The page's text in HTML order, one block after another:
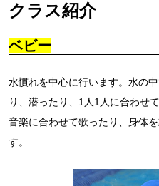
クラス紹介
ベビー
水慣れを中心に行います。水の
り、潜ったり、1人1人に合わせ
音楽に合わせて歌ったり、身体
す。